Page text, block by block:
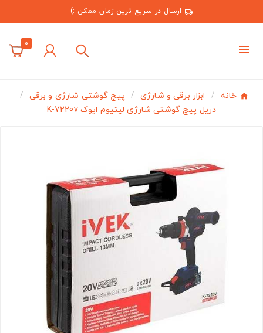
ارسال در سریع ترین زمان ممکن :)
0
خانه ابزار برقی و شارژی
پیچ گوشتی شارژی و برقی
دریل پیچ گوشتی شارژی لیتیوم ایوک K-7220v